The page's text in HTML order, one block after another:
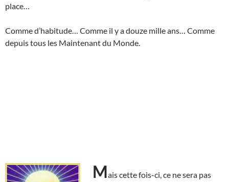
place…
Comme d’habitude… Comme il y a douze mille ans… Comme
depuis tous les Maintenant du Monde.
Mais cette fois-ci, ce ne sera pas